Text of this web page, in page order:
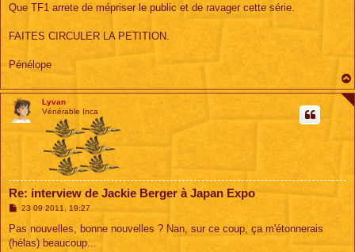
Que TF1 arrete de mépriser le public et de ravager cette série.
FAITES CIRCULER LA PETITION.
Pénélope
Lyvan
Vénérable Inca
Re: interview de Jackie Berger à Japan Expo
M
s
a
23 09 2011, 19:27
Pas nouvelles, bonne nouvelles ? Nan, sur ce coup, ça m'étonnerais
(hélas) beaucoup...